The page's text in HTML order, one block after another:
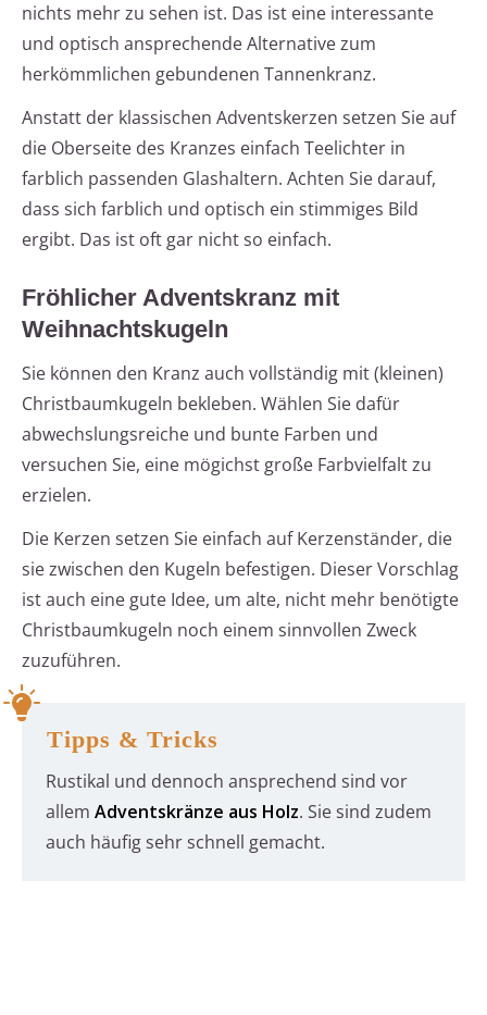
nichts mehr zu sehen ist. Das ist eine interessante
und optisch ansprechende Alternative zum
herkömmlichen gebundenen Tannenkranz.
Anstatt der klassischen Adventskerzen setzen Sie auf
die Oberseite des Kranzes einfach Teelichter in
farblich passenden Glashaltern. Achten Sie darauf,
dass sich farblich und optisch ein stimmiges Bild
ergibt. Das ist oft gar nicht so einfach.
Fröhlicher Adventskranz mit
Weihnachtskugeln
Sie können den Kranz auch vollständig mit (kleinen)
Christbaumkugeln bekleben. Wählen Sie dafür
abwechslungsreiche und bunte Farben und
versuchen Sie, eine mögichst große Farbvielfalt zu
erzielen.
Die Kerzen setzen Sie einfach auf Kerzenständer, die
sie zwischen den Kugeln befestigen. Dieser Vorschlag
ist auch eine gute Idee, um alte, nicht mehr benötigte
Christbaumkugeln noch einem sinnvollen Zweck
zuzuführen.
Tipps & Tricks
Rustikal und dennoch ansprechend sind vor
allem Adventskränze aus Holz. Sie sind zudem
auch häufig sehr schnell gemacht.